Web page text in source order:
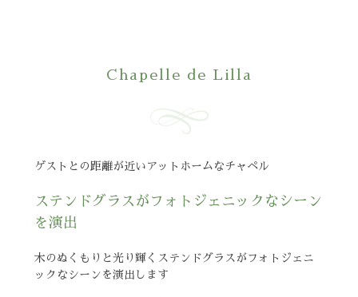
Chapelle de Lilla
ゲストとの距離が近い アットホームなチャペル
ステンドグラスがフォトジェニックなシーン
を演出
木のぬくもりと光り輝くステンドグラスがフォトジェニ
ックなシーンを演出します